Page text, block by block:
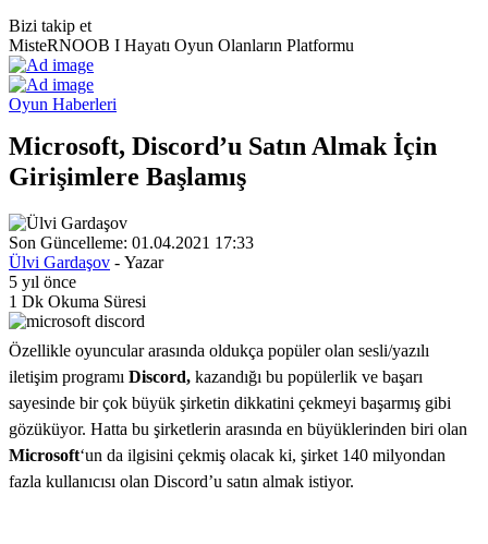
Bizi takip et
MisteRNOOB I Hayatı Oyun Olanların Platformu
Oyun Haberleri
Microsoft, Discord’u Satın Almak İçin
Girişimlere Başlamış
Son Güncelleme: 01.04.2021 17:33
Ülvi Gardaşov - Yazar
5 yıl önce
1 Dk Okuma Süresi
Özellikle oyuncular arasında oldukça popüler olan sesli/yazılı
iletişim programı Discord, kazandığı bu popülerlik ve başarı
sayesinde bir çok büyük şirketin dikkatini çekmeyi başarmış gibi
gözüküyor. Hatta bu şirketlerin arasında en büyüklerinden biri olan
Microsoft‘un da ilgisini çekmiş olacak ki, şirket 140 milyondan
fazla kullanıcısı olan Discord’u satın almak istiyor.